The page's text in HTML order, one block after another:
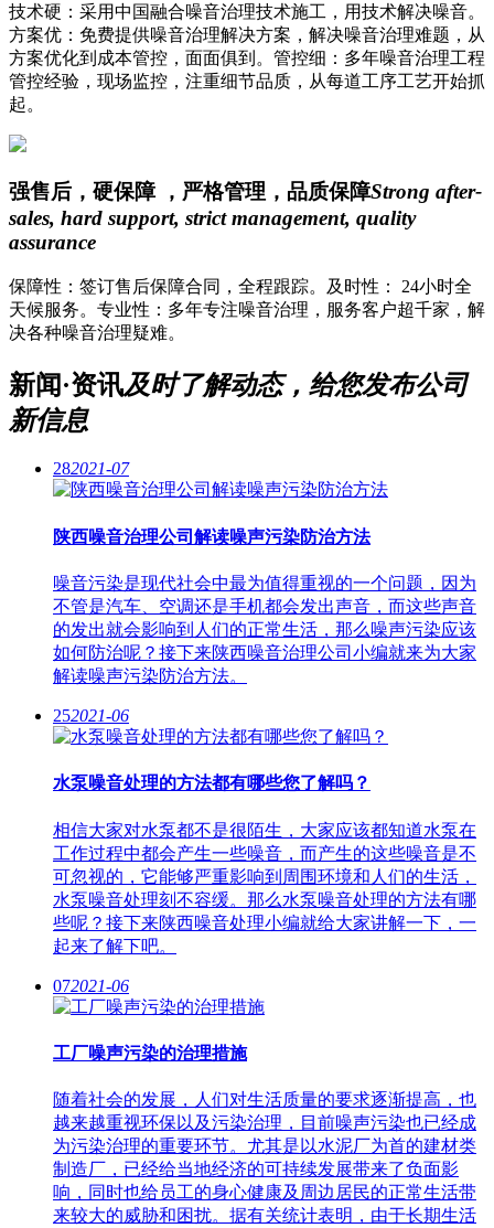
技术硬：采用中国融合噪音治理技术施工，用技术解决噪音。
方案优：免费提供噪音治理解决方案，解决噪音治理难题，从
方案优化到成本管控，面面俱到。管控细：多年噪音治理工程
管控经验，现场监控，注重细节品质，从每道工序工艺开始抓
起。
强售后，硬保障 ，严格管理，品质保障Strong after-
sales, hard support, strict management, quality
assurance
保障性：签订售后保障合同，全程跟踪。及时性： 24小时全
天候服务。专业性：多年专注噪音治理，服务客户超千家，解
决各种噪音治理疑难。
新闻·资讯及时了解动态，给您发布公司
新信息
282021-07
陕西噪音治理公司解读噪声污染防治方法
噪音污染是现代社会中最为值得重视的一个问题，因为
不管是汽车、空调还是手机都会发出声音，而这些声音
的发出就会影响到人们的正常生活，那么噪声污染应该
如何防治呢？接下来陕西噪音治理公司小编就来为大家
解读噪声污染防治方法。
252021-06
水泵噪音处理的方法都有哪些您了解吗？
相信大家对水泵都不是很陌生，大家应该都知道水泵在
工作过程中都会产生一些噪音，而产生的这些噪音是不
可忽视的，它能够严重影响到周围环境和人们的生活，
水泵噪音处理刻不容缓。那么水泵噪音处理的方法有哪
些呢？接下来陕西噪音处理小编就给大家讲解一下，一
起来了解下吧。
072021-06
工厂噪声污染的治理措施
随着社会的发展，人们对生活质量的要求逐渐提高，也
越来越重视环保以及污染治理，目前噪声污染也已经成
为污染治理的重要环节。尤其是以水泥厂为首的建材类
制造厂，已经给当地经济的可持续发展带来了负面影
响，同时也给员工的身心健康及周边居民的正常生活带
来较大的威胁和困扰。据有关统计表明，由于长期生活